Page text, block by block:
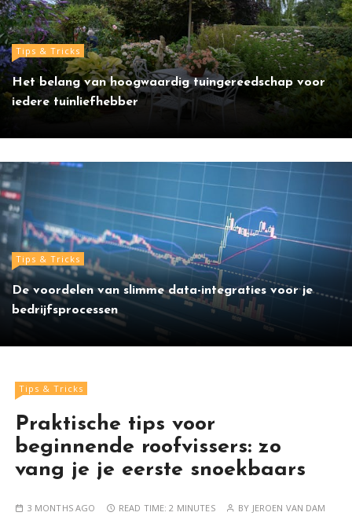
Tips & Tricks
Het belang van hoogwaardig tuingereedschap voor
iedere tuinliefhebber
Tips & Tricks
De voordelen van slimme data-integraties voor je
bedrijfsprocessen
Tips & Tricks
Praktische tips voor
beginnende roofvissers: zo
vang je je eerste snoekbaars
3 MONTHS AGO READ TIME:2 MINUTES BY JEROEN VAN DAM